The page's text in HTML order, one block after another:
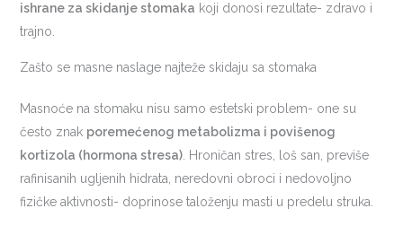
ishrane za skidanje stomaka koji donosi rezultate- zdravo i
trajno.
Zašto se masne naslage najteže skidaju sa stomaka
Masnoće na stomaku nisu samo estetski problem- one su
često znak poremećenog metabolizma i povišenog
kortizola (hormona stresa). Hroničan stres, loš san, previše
rafinisanih ugljenih hidrata, neredovni obroci i nedovoljno
fizičke aktivnosti- doprinose taloženju masti u predelu struka.